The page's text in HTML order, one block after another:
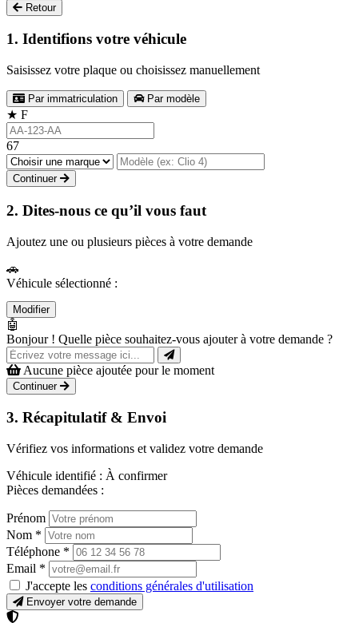
Retour
1. Identifions votre véhicule
Saisissez votre plaque ou choisissez manuellement
Par immatriculation Par modèle
★ F
67
Continuer
2. Dites-nous ce qu’il vous faut
Ajoutez une ou plusieurs pièces à votre demande
🚗
Véhicule sélectionné :
Modifier
🤖
Bonjour ! Quelle pièce souhaitez-vous ajouter à votre demande ?
Aucune pièce ajoutée pour le moment
Continuer
3. Récapitulatif & Envoi
Vérifiez vos informations et validez votre demande
Véhicule identifié : À confirmer
Pièces demandées :
Prénom
Nom *
Téléphone *
Email *
J'accepte les conditions générales d'utilisation
Envoyer votre demande